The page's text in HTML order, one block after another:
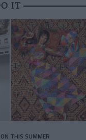
IT
THIS SUMMER